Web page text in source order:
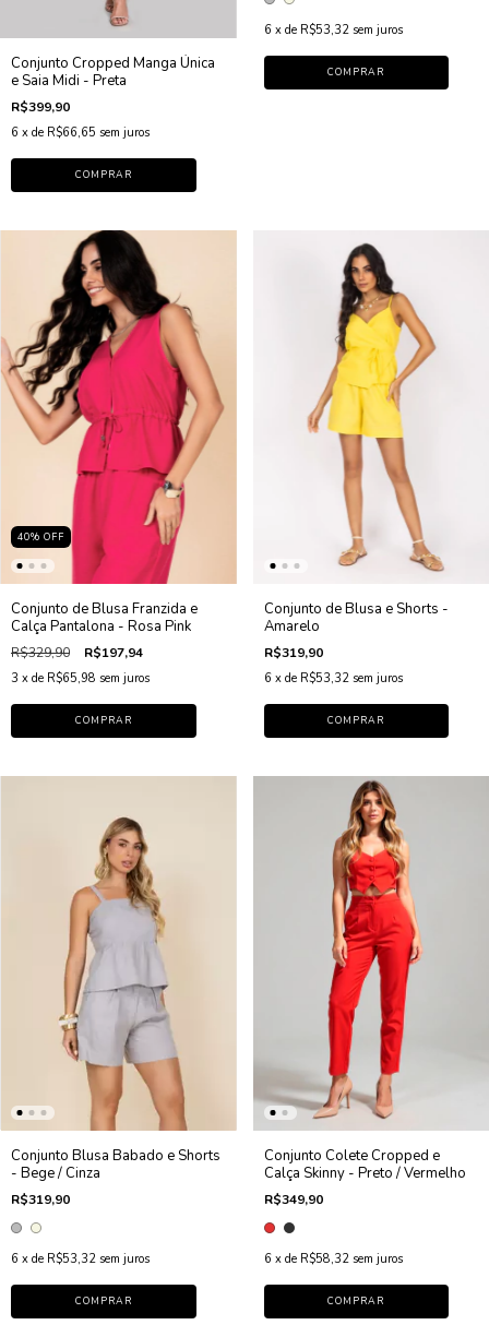
Conjunto Cropped Manga Única
e Saia Midi - Preta
R$399,90
6 x de R$66,65 sem juros
COMPRAR
6 x de R$53,32 sem juros
COMPRAR
40% OFF
Conjunto de Blusa Franzida e
Calça Pantalona - Rosa Pink
R$329,90 R$197,94
3 x de R$65,98 sem juros
COMPRAR
Conjunto de Blusa e Shorts -
Amarelo
R$319,90
6 x de R$53,32 sem juros
COMPRAR
Conjunto Blusa Babado e Shorts
- Bege / Cinza
R$319,90
6 x de R$53,32 sem juros
COMPRAR
Conjunto Colete Cropped e
Calça Skinny - Preto / Vermelho
R$349,90
6 x de R$58,32 sem juros
COMPRAR